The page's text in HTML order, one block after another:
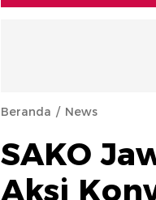
Beranda News
SAKO
Aksi